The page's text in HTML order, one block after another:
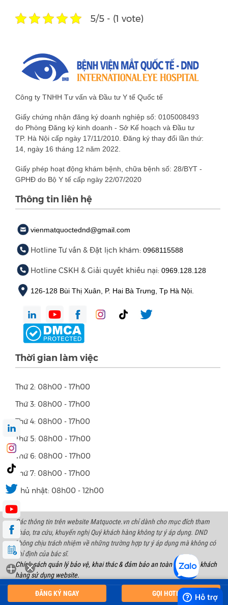
5/5 - (1 vote)
Công ty TNHH Tư vấn và Đầu tư Y tế Quốc tế
Giấy chứng nhận đăng ký doanh nghiệp số: 0105008493
do Phòng Đăng ký kinh doanh - Sở Kế hoạch và Đầu tư
TP. Hà Nội cấp ngày 17/11/2010. Đăng ký thay đổi lần thứ:
14, ngày 16 tháng 12 năm 2022.
Giấy phép hoạt động khám bệnh, chữa bệnh số: 28/BYT -
GPHĐ do Bộ Y tế cấp ngày 22/07/2020
Thông tin liên hệ
vienmatquoctednd@gmail.com
Hotline Tư vấn & Đặt lịch khám: 0968115588
Hotline CSKH & Giải quyết khiếu nại: 0969.128.128
126-128 Bùi Thị Xuân, P. Hai Bà Trưng, Tp Hà Nội.
Thời gian làm việc
Thứ 2: 08h00 - 17h00
Thứ 3: 08h00 - 17h00
Thứ 4: 08h00 - 17h00
Thứ 5: 08h00 - 17h00
Thứ 6: 08h00 - 17h00
Thứ 7: 08h00 - 17h00
Chủ nhật: 08h00 - 12h00
Các thông tin trên website Matquocte.vn chỉ dành cho mục đích tham
khảo, tra cứu, khuyến nghị Quý khách hàng không tự ý áp dụng. DND
không chịu trách nhiệm về những trường hợp tự ý áp dụng mà không có
chỉ định của bác sĩ.
Chính sách quản lý bảo vệ, khai thác & đảm bảo an toàn thông tin khách
hàng sử dụng website.
Copyright 2023 International Eye Hospital | All right reserved. Address:
128 Bùi Thị Xuân Str, Hà Nội.
ĐĂNG KÝ NGAY GỌI HOTLINE